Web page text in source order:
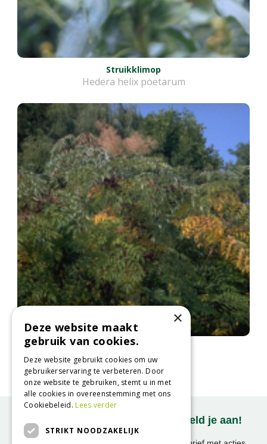
Struikklimop
Hedera helix poetarum
Duivelswandelstok
Aralia elata
Onze nieuwsbrief ontvangen? Meld je aan!
×
Deze website maakt
gebruik van cookies.
Deze website gebruikt cookies om uw
gebruikerservaring te verbeteren. Door
onze website te gebruiken, stemt u in met
alle cookies in overeenstemming met ons
Cookiebeleid.Lees verder
STRIKT NOODZAKELIJK